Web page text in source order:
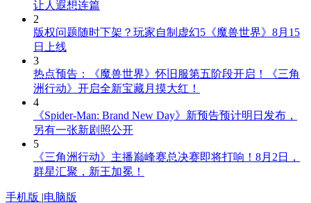
让人遐想连篇
2
版权问题随时下架？玩家自制虚幻5《魔兽世界》8月15
日上线
3
热点预告：《魔兽世界》怀旧服第五阶段开启！《三角
洲行动》开启全新宝藏月摸大红！
4
《Spider-Man: Brand New Day》新预告预计明日发布，
另有一张新剧照公开
5
《三角洲行动》主播巅峰赛总决赛即将打响！8月2日，
群星汇聚，新王加冕！
手机版 |电脑版